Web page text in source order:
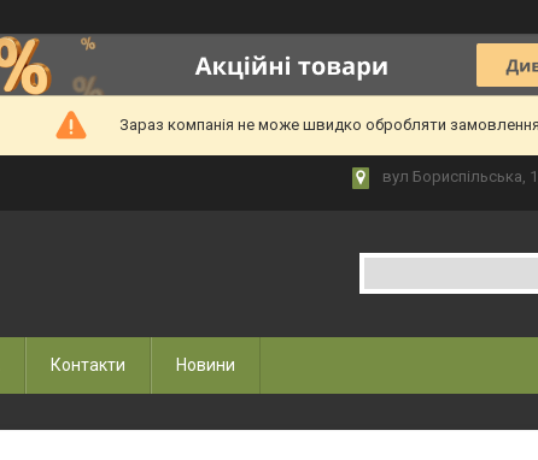
Зараз компанія не може швидко обробляти
вул Бориспільська,
Контакти Новини